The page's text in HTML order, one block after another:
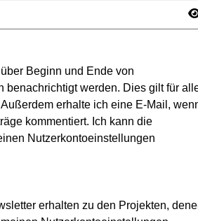
Beginn und Ende von
benachrichtigt werden. Dies gilt für
erhalte ich eine E-Mail,
kommentiert. Ich kann die
Nutzerkontoeinstellungen
erhalten zu den Projekten,